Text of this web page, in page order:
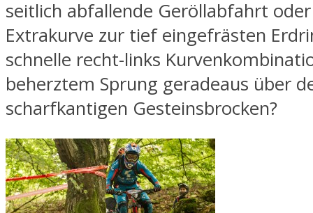
seitlich abfallende Geröllabfahrt
Extrakurve zur tief eingefrästen
schnelle recht-links
beherztem Sprung geradeaus über
scharfkantigen Gesteinsbrocken?